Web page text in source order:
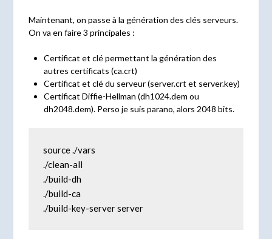
Maintenant, on passe à la génération des clés serveurs.
On va en faire 3 principales :
Certificat et clé permettant la génération des
autres certificats (ca.crt)
Certificat et clé du serveur (server.crt et server.key)
Certificat Diffie-Hellman (dh1024.dem ou
dh2048.dem). Perso je suis parano, alors 2048 bits.
source ./vars
./clean-all
./build-dh
./build-ca
./build-key-server server